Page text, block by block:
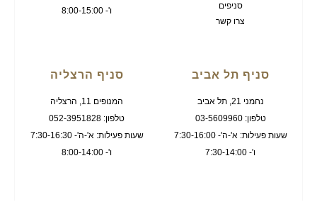
סניפים
צרו קשר
ו'- 8:00-15:00
סניף תל אביב
נחמני 21, תל אביב
טלפון: 03-5609960
שעות פעילות: א'-ה'- 7:30-16:00
ו'- 7:30-14:00
סניף הרצליה
המנופים 11, הרצליה
טלפון: 052-3951828
שעות פעילות: א'-ה'- 7:30-16:30
ו'- 8:00-14:00